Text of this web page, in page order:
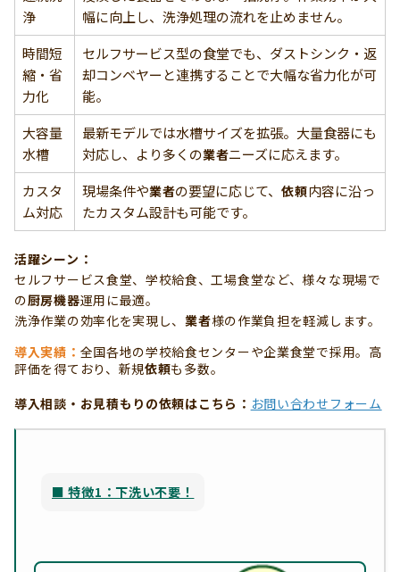
浄
幅に向上し、洗浄処理の流れを止めません。
時間短
縮・省
力化
セルフサービス型の食堂でも、ダストシンク・返
却コンベヤーと連携することで大幅な省力化が可
能。
大容量
水槽
最新モデルでは水槽サイズを拡張。大量食器にも
対応し、より多くの業者ニーズに応えます。
カスタ
ム対応
現場条件や業者の要望に応じて、依頼内容に沿っ
たカスタム設計も可能です。
活躍シーン：
セルフサービス食堂、学校給食、工場食堂など、様々な現場で
の厨房機器運用に最適。
洗浄作業の効率化を実現し、業者様の作業負担を軽減します。
導入実績： 全国各地の学校給食センターや企業食堂で採用。高
評価を得ており、新規依頼も多数。
導入相談・お見積もりの依頼はこちら： お問い合わせフォーム
■ 特徴1：下洗い不要！